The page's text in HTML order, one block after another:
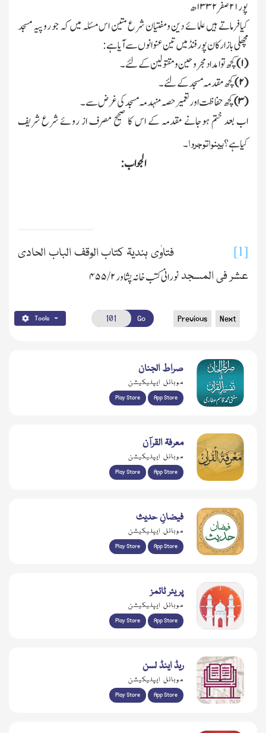
پور۲۱صفر۱۳۳۲ھ
کیافرماتے ہیں علمائے دین ومفتیان شرع متین اس مسئلہ میں کہ جو روپیہ مسجد
مچھلی بازار کان پورفنڈ میں تین عنوانوں سے آیا ہے:
(۱) کچھ تو امدا د مجروحین ومقتولین کےلئے۔
(۲) کچھ مقدمہ مسجد کےلئے۔
(۳) کچھ حفاظت اور تعمیر حصہ منہدمہ مسجد کی غرض سے۔
اب بعد ختم ہوجانے مقدمہ کے اس کا صحیح مصرف از روئے شرع شریف
کیاہے؟بینواتوجروا۔
الجواب:
[1] فتاوٰی ہندیۃ کتاب الوقف الباب الحادی
عشر فی المسجدنورانی کتب خانہ پشاور۲/ ۴۵۵
Tools Go Previous Next
صراط الجنان
موبائل ایپلیکیشن
Play Store App Store
معرفۃ القرآن
موبائل ایپلیکیشن
Play Store App Store
فیضانِ حدیث
موبائل ایپلیکیشن
Play Store App Store
پریئر ٹائمز
موبائل ایپلیکیشن
Play Store App Store
ریڈ اینڈ لسن
موبائل ایپلیکیشن
Play Store App Store